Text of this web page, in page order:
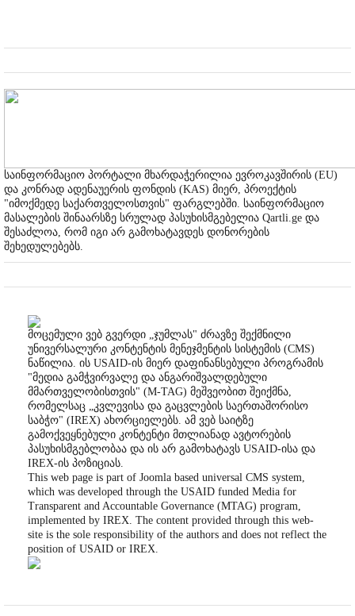
საინფორმაციო პორტალი მხარდაჭერილია ევროკავშირის (EU)
და კონრად ადენაუერის ფონდის (KAS) მიერ, პროექტის
"იმოქმედე საქართველოსთვის" ფარგლებში. საინფორმაციო
მასალების შინაარსზე სრულად პასუხისმგებელია Qartli.ge და
შესაძლოა, რომ იგი არ გამოხატავდეს დონორების
შეხედულებებს.
მოცემული ვებ გვერდი „ჯუმლას" ძრავზე შექმნილი
უნივერსალური კონტენტის მენეჯმენტის სისტემის (CMS)
ნაწილია. ის USAID-ის მიერ დაფინანსებული პროგრამის
"მედია გამჭვირვალე და ანგარიშვალდებული
მმართველობისთვის" (M-TAG) მეშვეობით შეიქმნა,
რომელსაც „კვლევისა და გაცვლების საერთაშორისო
საბჭო" (IREX) ახორციელებს. ამ ვებ საიტზე
გამოქვეყნებული კონტენტი მთლიანად ავტორების
პასუხისმგებლობაა და ის არ გამოხატავს USAID-ისა და
IREX-ის პოზიციას.
This web page is part of Joomla based universal CMS system,
which was developed through the USAID funded Media for
Transparent and Accountable Governance (MTAG) program,
implemented by IREX. The content provided through this web-
site is the sole responsibility of the authors and does not reflect the
position of USAID or IREX.